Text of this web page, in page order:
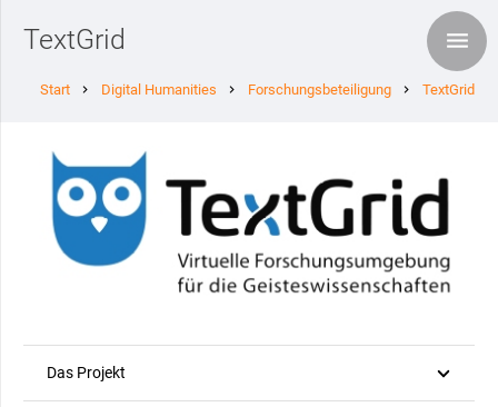
TextGrid
Start chevron_right Digital Humanities chevron_right Forschungsbeteiligung chevron_right TextGrid
Das Projekt